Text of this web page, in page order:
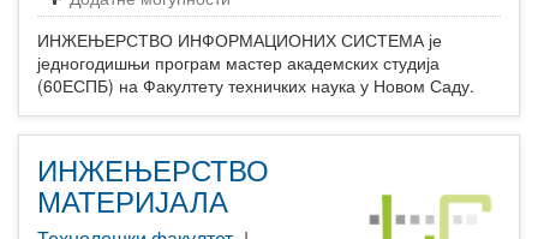
ИНЖЕЊЕРСТВО ИНФОРМАЦИОНИХ СИСТЕМА је
једногодишњи програм мастер академских студија
(60ЕСПБ) на Факултету техничких наука у Новом Саду.
ИНЖЕЊЕРСТВО
МАТЕРИЈАЛА